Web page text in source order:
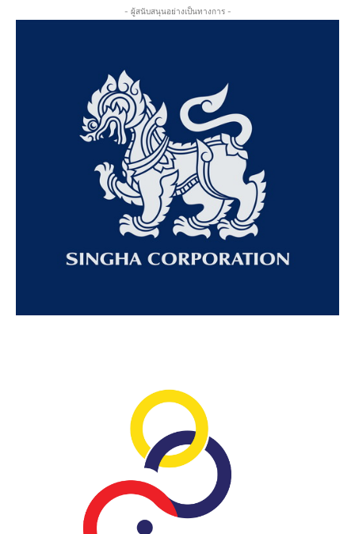
- ผู้สนับสนุนอย่างเป็นทางการ -